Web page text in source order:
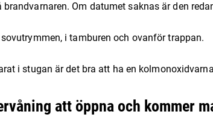
Om datumet saknas är den
i tamburen och ovanför trappan.
i stugan är det bra att ha en
att öppna och kommer